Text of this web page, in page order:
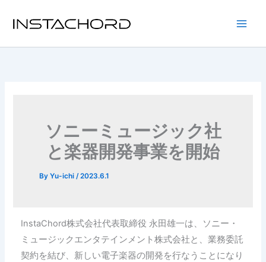
ソニーミュージック社
と楽器開発事業を開始
ByYu-ichi/2023.6.1
InstaChord株式会社代表取締役 永田雄一は、ソニー・
ミュージックエンタテインメント株式会社と、業務委託
契約を結び、新しい電子楽器の開発を行なうことになり